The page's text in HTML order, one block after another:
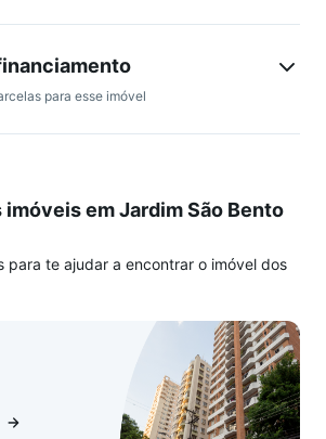
futebol, - campo de bocha, - sauna, -
- lan house, - brinquedoteca, - salão de
localizado em Rua Moisés Abaid no
Jundiaí. É bem localizado, próximo a
Estação Jundiai, Praça Governador
para esse imóvel
em Jardim São Bento
para te ajudar a encontrar o imóvel dos